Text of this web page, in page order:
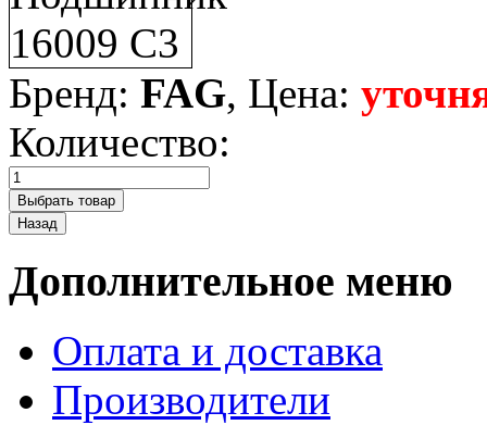
Бренд: FAG, Цена:
Количество:
Дополнительное меню
Оплата и доставка
Производители